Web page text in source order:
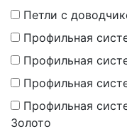
Петли с
Профильная
Профильная
Профильная
Профильная
Золото